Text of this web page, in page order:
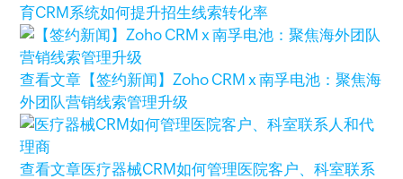
育CRM系统如何提升招生线索转化率
查看文章 【签约新闻】Zoho CRM x 南孚电池：聚焦海
外团队营销线索管理升级
查看文章医疗器械CRM如何管理医院客户、科室联系